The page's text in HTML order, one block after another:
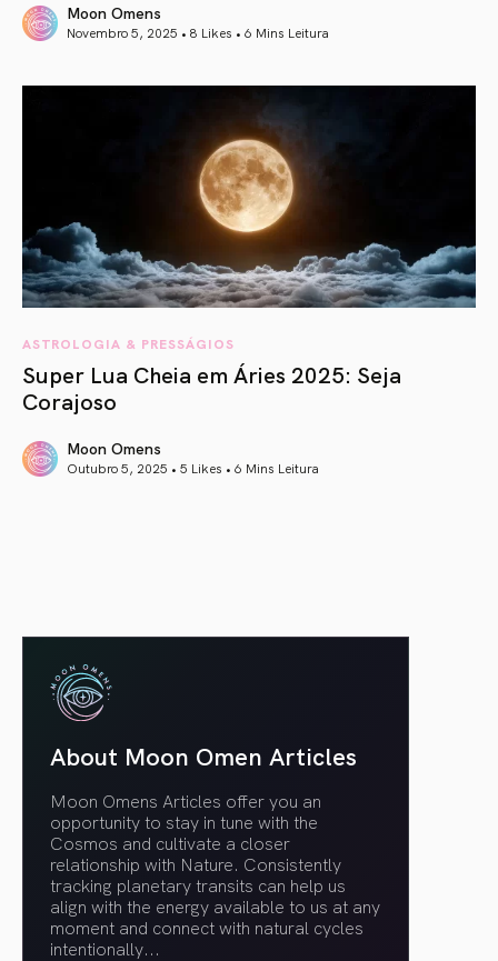
Moon Omens
Novembro 5, 2025 • 8 Likes • 6 Mins Leitura
ASTROLOGIA & PRESSÁGIOS
Super Lua Cheia em Áries 2025: Seja
Corajoso
Moon Omens
Outubro 5, 2025 • 5 Likes • 6 Mins Leitura
About Moon Omen Articles
Moon Omens Articles offer you an
opportunity to stay in tune with the
Cosmos and cultivate a closer
relationship with Nature. Consistently
tracking planetary transits can help us
align with the energy available to us at any
moment and connect with natural cycles
intentionally...